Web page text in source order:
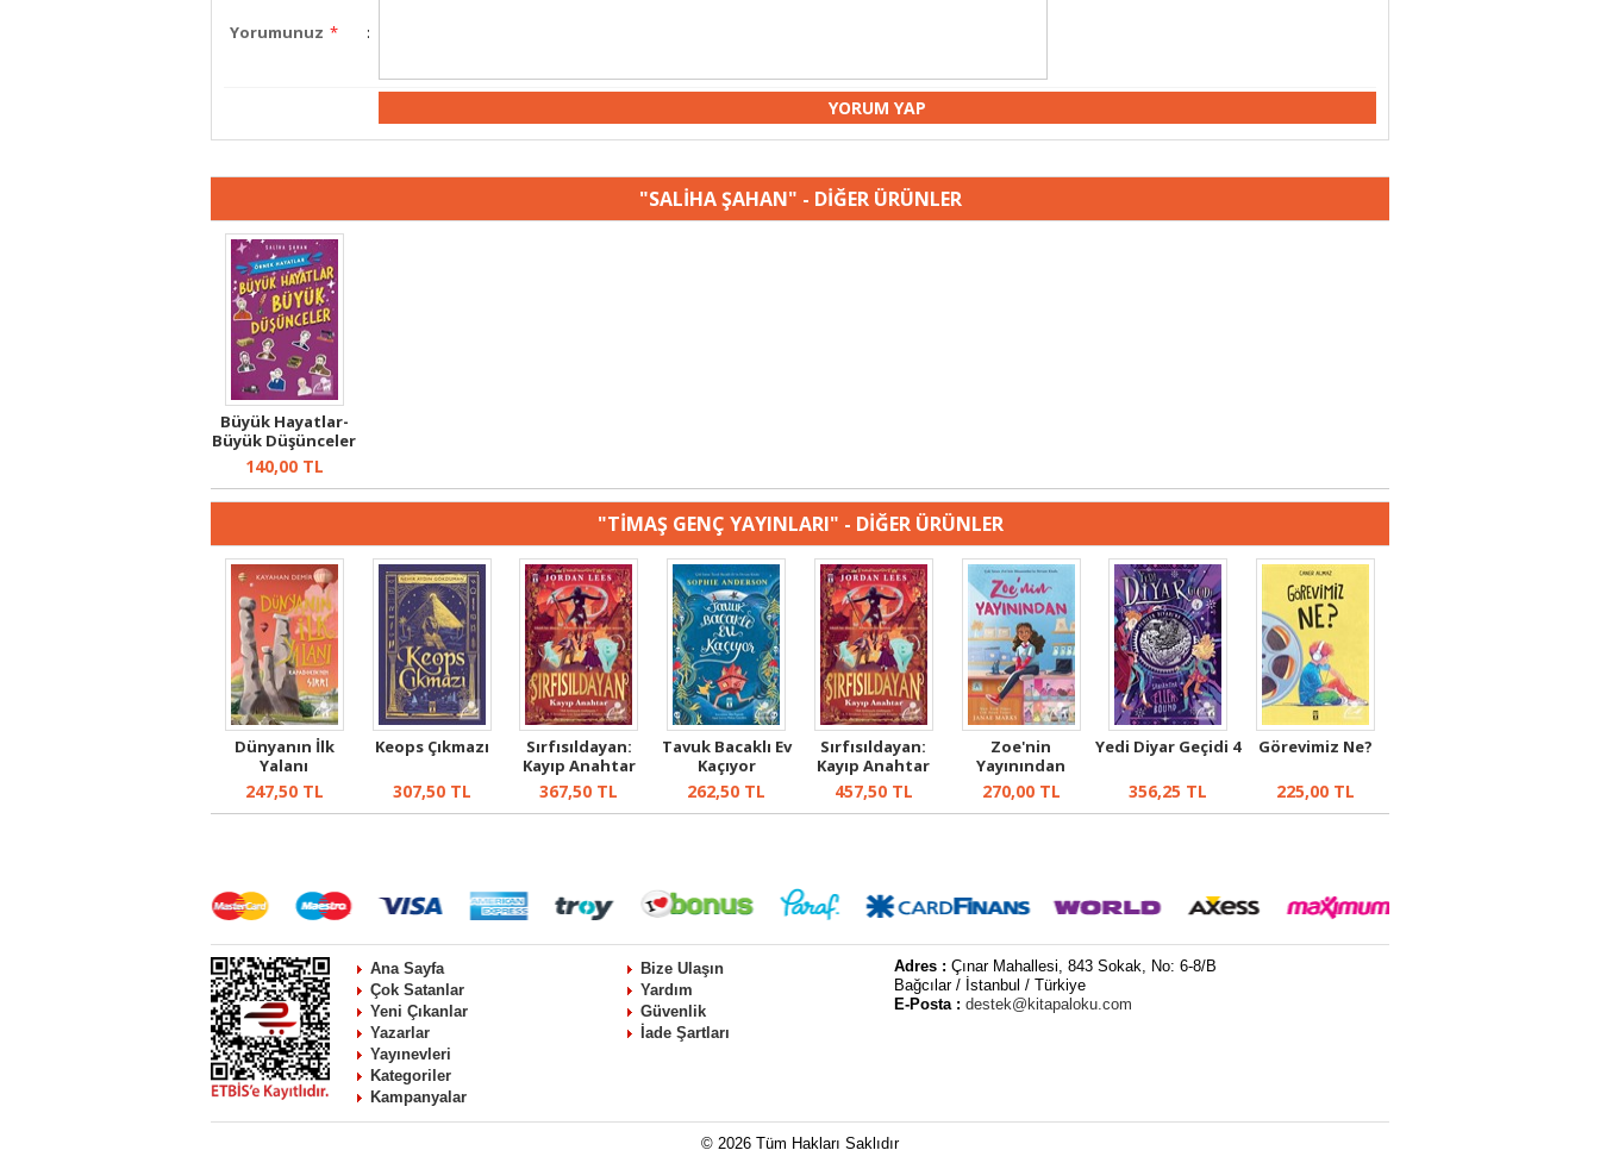
Yorumunuz * :
"SALİHA ŞAHAN" - DİĞER ÜRÜNLER
Büyük Hayatlar-
Büyük Düşünceler
140,00TL
"TİMAŞ GENÇ YAYINLARI" - DİĞER ÜRÜNLER
Dünyanın İlk
Yalanı
247,50TL
Keops Çıkmazı
307,50TL
Sırfısıldayan:
Kayıp Anahtar
(Karton Kap...
367,50 TL
Tavuk Bacaklı Ev
Kaçıyor
262,50 TL
Sırfısıldayan:
Kayıp Anahtar
(Ciltli)
457,50TL
Zoe'nin
Yayınından
270,00TL
Yedi Diyar Geçidi 4
356,25 TL
Görevimiz Ne?
225,00 TL
Ana Sayfa
Çok Satanlar
Yeni Çıkanlar
Yazarlar
Yayınevleri
Kategoriler
Kampanyalar
Bize Ulaşın
Yardım
Güvenlik
İade Şartları
Adres :Çınar Mahallesi, 843 Sokak, No: 6-8/B
Bağcılar / İstanbul / Türkiye
E-Posta :destek@kitapaloku.com
© 2026 Tüm Hakları Saklıdır